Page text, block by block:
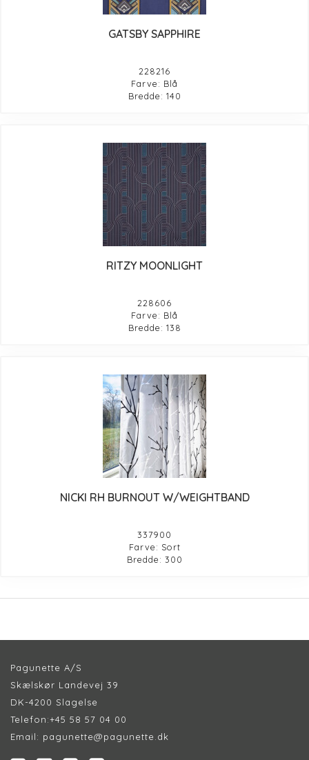
GATSBY SAPPHIRE
228216
Farve: Blå
Bredde: 140
RITZY MOONLIGHT
228606
Farve: Blå
Bredde: 138
NICKI RH BURNOUT W/WEIGHTBAND
337900
Farve: Sort
Bredde: 300
Pagunette A/S
Skælskør Landevej 39
DK-4200 Slagelse
Telefon:+45 58 57 04 00
Email: pagunette@pagunette.dk